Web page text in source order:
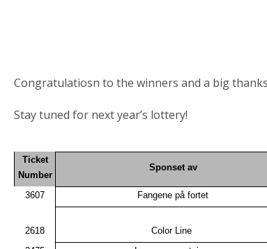
Congratulatiosn to the winners and a big
Stay tuned for next year’s lottery!
Ticket
Number
Sponset av
3607 Fangene på fortet
2618 Color Line